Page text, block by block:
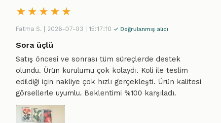
★ ★ ★ ★ ★
Fatma S. | 2026-07-03 | 15:17:10 ✓ Doğrulanmış alıcı
Sora üçlü
Satış öncesi ve sonrası tüm süreçlerde destek
olundu. Ürün kurulumu çok kolaydı. Koli ile teslim
edildiği için nakliye çok hızlı gerçekleşti. Ürün kalitesi
görsellerle uyumlu. Beklentimi %100 karşıladı.